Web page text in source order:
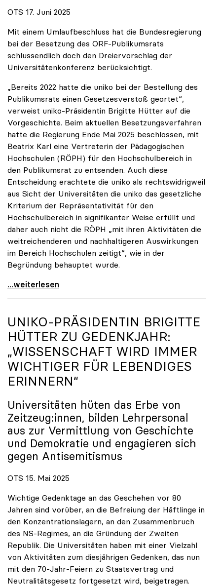
OTS 17. Juni 2025
Mit einem Umlaufbeschluss hat die Bundesregierung
bei der Besetzung des ORF-Publikumsrats
schlussendlich doch den Dreiervorschlag der
Universitätenkonferenz berücksichtigt.
„Bereits 2022 hatte die uniko bei der Bestellung des
Publikumsrats einen Gesetzesverstoß geortet“,
verweist uniko-Präsidentin Brigitte Hütter auf die
Vorgeschichte. Beim aktuellen Besetzungsverfahren
hatte die Regierung Ende Mai 2025 beschlossen, mit
Beatrix Karl eine Vertreterin der Pädagogischen
Hochschulen (RÖPH) für den Hochschulbereich in
den Publikumsrat zu entsenden. Auch diese
Entscheidung erachtete die uniko als rechtswidrigweil
aus Sicht der Universitäten die uniko das gesetzliche
Kriterium der Repräsentativität für den
Hochschulbereich in signifikanter Weise erfüllt und
daher auch nicht die RÖPH „mit ihren Aktivitäten die
weitreichenderen und nachhaltigeren Auswirkungen
im Bereich Hochschulen zeitigt“, wie in der
Begründung behauptet wurde.
ORF-Publikumsrat: Regierung entsendet nun doch
...weiterlesen
UNIKO-PRÄSIDENTIN BRIGITTE
HÜTTER ZU GEDENKJAHR:
„WISSENSCHAFT WIRD IMMER
WICHTIGER FÜR LEBENDIGES
ERINNERN“
Universitäten hüten das Erbe von
Zeitzeug:innen, bilden Lehrpersonal
aus zur Vermittlung von Geschichte
und Demokratie und engagieren sich
gegen Antisemitismus
OTS 15. Mai 2025
Wichtige Gedenktage an das Geschehen vor 80
Jahren sind vorüber, an die Befreiung der Häftlinge in
den Konzentrationslagern, an den Zusammenbruch
des NS-Regimes, an die Gründung der Zweiten
Republik. Die Universitäten haben mit einer Vielzahl
von Aktivitäten zum diesjährigen Gedenken, das nun
mit den 70-Jahr-Feiern zu Staatsvertrag und
Neutralitätsgesetz fortgesetzt wird, beigetragen.